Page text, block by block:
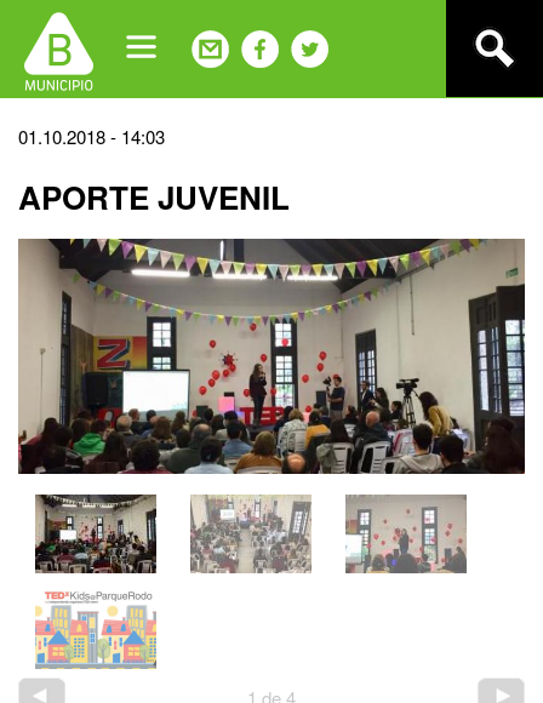
navigation
Back
top
01.10.2018 - 14:03
APORTE JUVENIL
1 de4